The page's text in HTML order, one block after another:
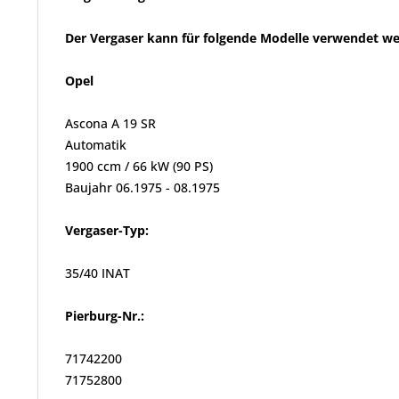
Der Vergaser kann für folgende Modelle verwendet
Opel
Ascona A 19 SR
Automatik
1900 ccm / 66 kW (90 PS)
Baujahr 06.1975 - 08.1975
Vergaser-Typ:
35/40 INAT
Pierburg-Nr.:
71742200
71752800